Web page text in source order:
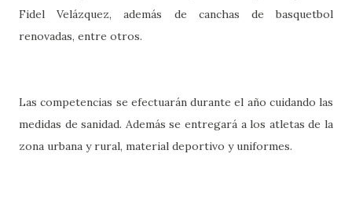
Fidel Velázquez, además de canchas de basquetbol
renovadas, entre otros.
Las competencias se efectuarán durante el año cuidando las
medidas de sanidad. Además se entregará a los atletas de la
zona urbana y rural, material deportivo y uniformes.